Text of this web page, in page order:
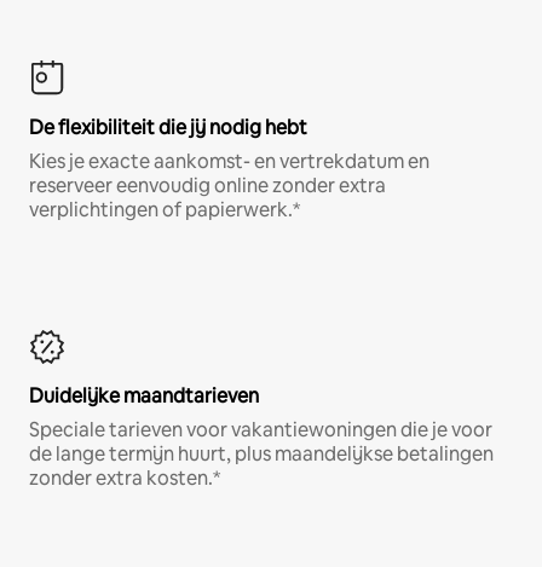
De flexibiliteit die jij nodig hebt
Kies je exacte aankomst- en vertrekdatum en
reserveer eenvoudig online zonder extra
verplichtingen of papierwerk.*
Duidelijke maandtarieven
Speciale tarieven voor vakantiewoningen die je voor
de lange termijn huurt, plus maandelijkse betalingen
zonder extra kosten.*